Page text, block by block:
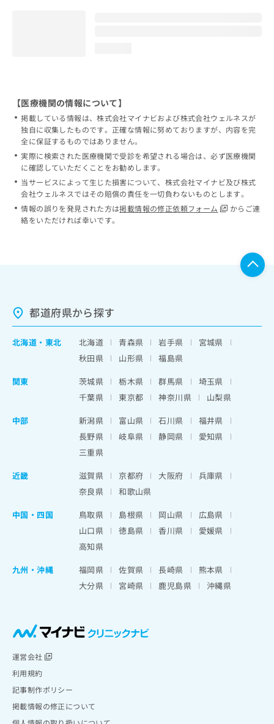
【医療機関の情報について】
掲載している情報は、株式会社マイナビおよび株式会社ウェルネスが
独自に収集したものです。正確な情報に努めておりますが、内容を完
全に保証するものではありません。
実際に検索された医療機関で受診を希望される場合は、必ず医療機関
に確認していただくことをお勧めします。
当サービスによって生じた損害について、株式会社マイナビ及び株式
会社ウェルネスではその賠償の責任を一切負わないものとします。
情報の誤りを発見された方は掲載情報の修正依頼フォーム
からご連
絡をいただければ幸いです。
都道府県から探す
北海道 ・ 東北 北海道 青森県 岩手県
宮城県
秋田県
山形県
福島県
関東
茨城県 栃木県 群馬県
埼玉県
千葉県
東京都 神奈川県
山梨県
中部
新潟県 富山県 石川県
福井県
長野県
岐阜県 静岡県
愛知県
三重県
近畿
滋賀県 京都府 大阪府
兵庫県
奈良県
和歌山県
中国・四国
鳥取県 島根県 岡山県
広島県
山口県
徳島県 香川県
愛媛県
高知県
九州・沖縄
福岡県 佐賀県 長崎県
熊本県
大分県
宮崎県 鹿児島県 沖縄県
運営会社
利用規約
記事制作ポリシー
掲載情報の修正について